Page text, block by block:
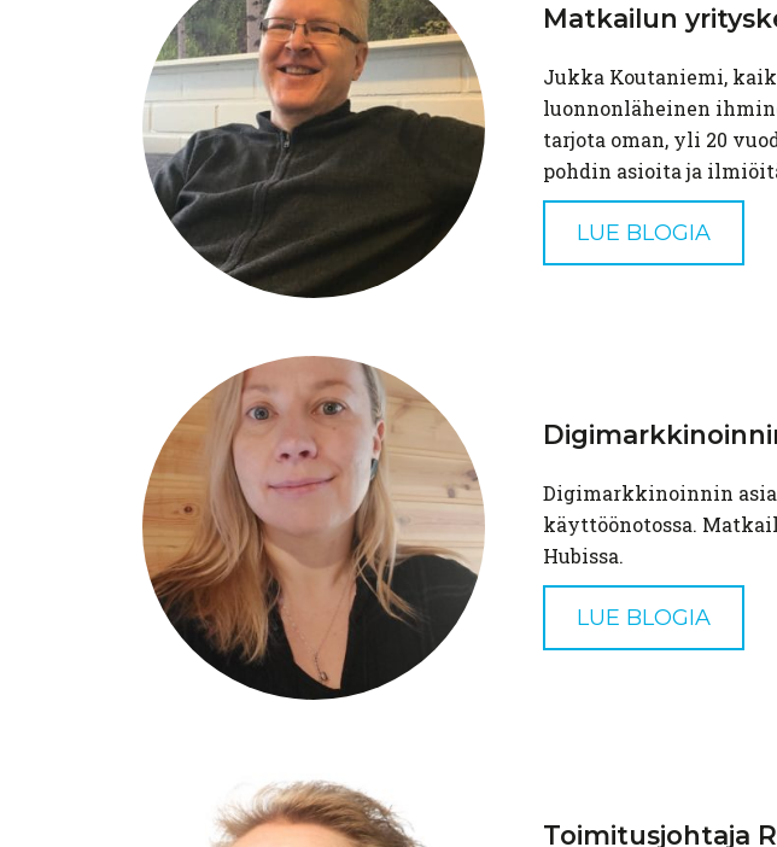
Matkailun
Jukka Koutaniemi,
luonnonläheinen
tarjota oman, yli 20
pohdin asioita ja
LUE BLOGIA
Digimarkkinoinnin
käyttöönotossa.
Hubissa.
LUE BLOGIA
Toimitusjohtaja